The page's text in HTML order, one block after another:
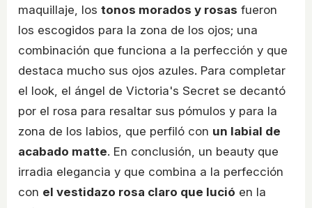
maquillaje, los tonos morados y rosas fueron
los escogidos para la zona de los ojos; una
combinación que funciona a la perfección y que
destaca mucho sus ojos azules. Para completar
el look, el ángel de Victoria's Secret se decantó
por el rosa para resaltar sus pómulos y para la
zona de los labios, que perfiló con un labial de
acabado matte. En conclusión, un beauty que
irradia elegancia y que combina a la perfección
con el vestidazo rosa claro que lució en la